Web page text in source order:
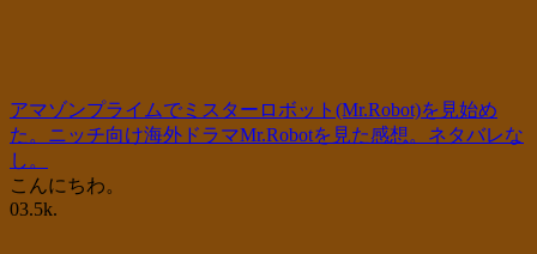
アマゾンプライムでミスターロボット(Mr.Robot)を見始め
た。ニッチ向け海外ドラマMr.Robotを見た感想。ネタバレな
し。
こんにちわ。
03.5k.